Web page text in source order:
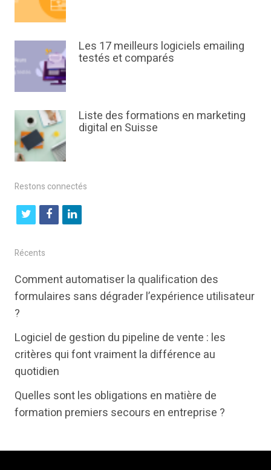
Les 17 meilleurs logiciels emailing
testés et comparés
Liste des formations en marketing
digital en Suisse
Restons connectés
t
i
t
r
f
b
k
l
k
e
n
Récents
Comment automatiser la qualification des
formulaires sans dégrader l’expérience utilisateur
?
Logiciel de gestion du pipeline de vente : les
critères qui font vraiment la différence au
quotidien
Quelles sont les obligations en matière de
formation premiers secours en entreprise ?